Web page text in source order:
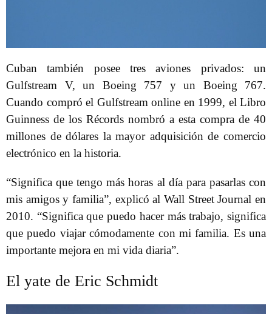
Cuban también posee tres aviones privados: un
Gulfstream V, un Boeing 757 y un Boeing 767.
Cuando compró el Gulfstream online en 1999, el Libro
Guinness de los Récords nombró a esta compra de 40
millones de dólares la mayor adquisición de comercio
electrónico en la historia.
“Significa que tengo más horas al día para pasarlas con
mis amigos y familia”, explicó al Wall Street Journal en
2010. “Significa que puedo hacer más trabajo, significa
que puedo viajar cómodamente con mi familia. Es una
importante mejora en mi vida diaria”.
El yate de Eric Schmidt